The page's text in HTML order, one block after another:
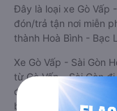
Đây là loại xe Gò Vấp
đón/trả tận nơi miễn
thành Hoà Bình - Bạc
Xe Gò Vấp - Sài Gòn
từ Gò Vấp - Sài Gòn
đánh giá chung có
bình từ 4.8/5 dựa trên